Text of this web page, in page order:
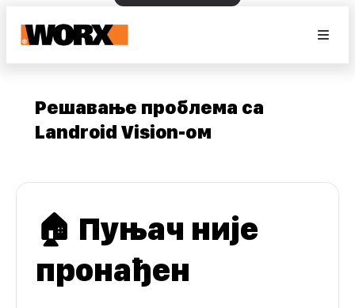
Решавање проблема са
Landroid Vision-ом
🏠 Пуњач није
пронађен